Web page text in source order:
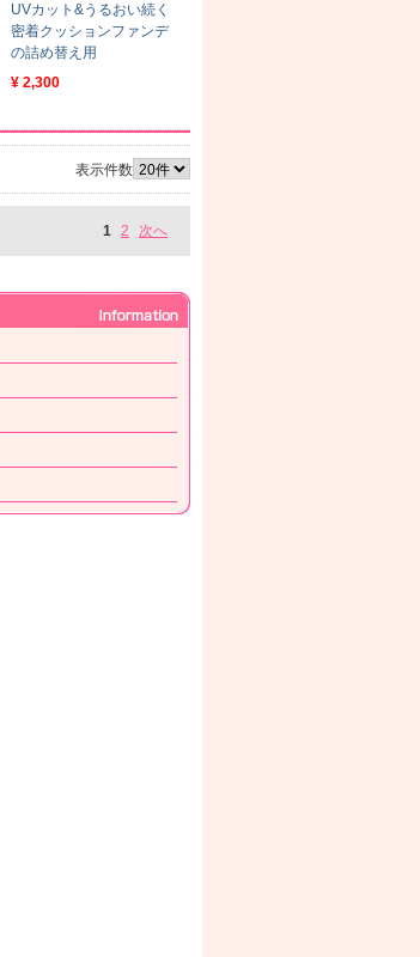
UVカット&うるおい続く
密着クッションファンデ
の詰め替え用
¥ 2,300
表示件数
1 2 次へ